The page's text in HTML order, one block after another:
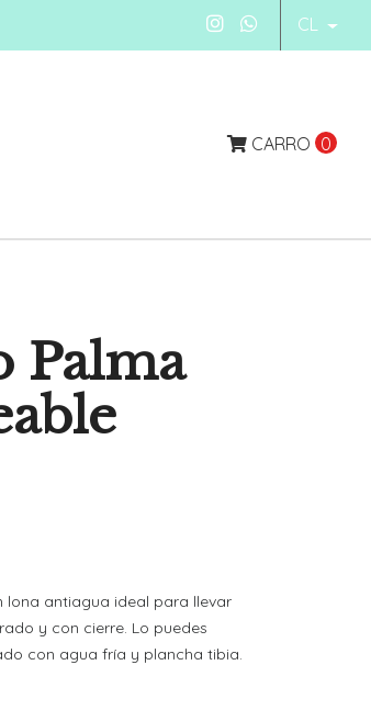
CL
CARRO 0
Palma
lona antiagua ideal para llevar
y con cierre. Lo puedes
con agua fría y plancha tibia.